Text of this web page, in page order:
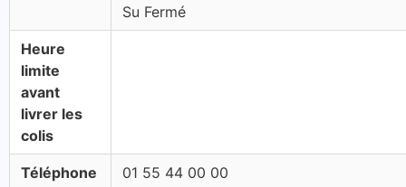
Su Fermé
Heure
limite
avant
livrer les
colis
Téléphone 01 55 44 00 00